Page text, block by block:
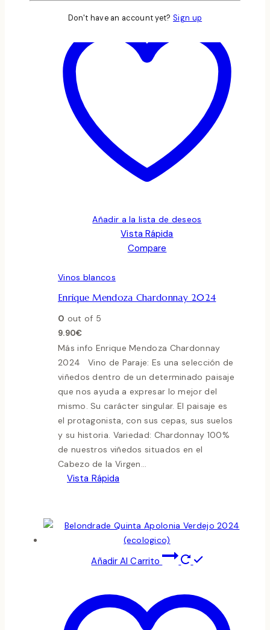
Añadir a la lista de deseos
Vista Rápida
Compare
Vinos blancos
Enrique Mendoza Chardonnay 2024
0 out of 5
9.90€
Más info Enrique Mendoza Chardonnay
2024 Vino de Paraje: Es una selección de
viñedos dentro de un determinado paisaje
que nos ayuda a expresar lo mejor del
mismo. Su carácter singular. El paisaje es
el protagonista, con sus cepas, sus suelos
y su historia. Variedad: Chardonnay 100%
de nuestros viñedos situados en el
Cabezo de la Virgen...
Vista Rápida
Añadir Al Carrito
Don't have an account yet? Sign up